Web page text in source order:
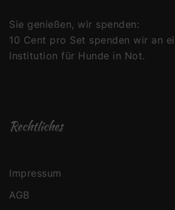
Sie genießen, wir spenden:
10 Cent pro Set spenden wir an
Institution für Hunde in Not.
Rechtliches
Impressum
AGB